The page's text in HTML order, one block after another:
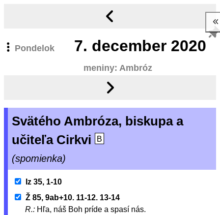
Pondelok 7. december 2020
meniny: Ambróz
Svätého Ambróza, biskupa a
učiteľa Cirkvi
B
(spomienka)
Iz 35, 1-10
Ž 85, 9ab+10. 11-12. 13-14
R.: Hľa, náš Boh príde a spasí nás.